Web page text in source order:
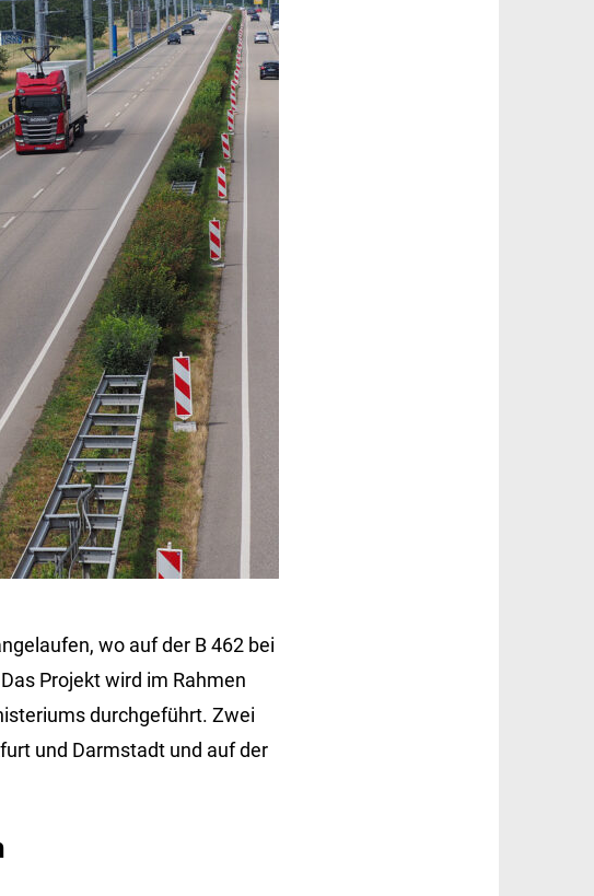
wo auf der B 462 bei
Projekt wird im Rahmen
durchgeführt. Zwei
und Darmstadt und auf der